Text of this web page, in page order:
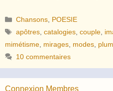
Catégories
Chansons POESIE
Étiquettes
apôtres ,catalogies ,couple
mimétisme mirages modes
10 commentaires
Connexion Membres